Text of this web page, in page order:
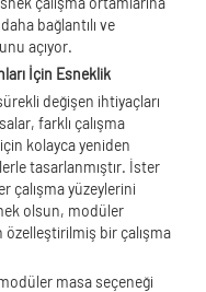
bağlantılı ve
açıyor.
İçin Esneklik
değişen ihtiyaçları
farklı çalışma
kolayca yeniden
tasarlanmıştır. İster
çalışma yüzeylerini
olsun, modüler
özelleştirilmiş bir çalışma
masa seçeneği